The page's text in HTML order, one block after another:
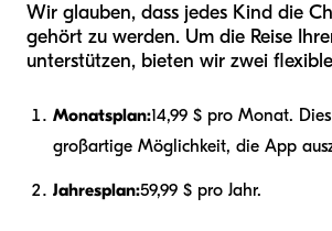
Wir glauben, dass jedes Kind die
gehört zu werden. Um die Reise
unterstützen, bieten wir zwei
Monatsplan:14,99 $ pro Monat.
großartige Möglichkeit, die App
Jahresplan:59,99 $ pro Jahr.